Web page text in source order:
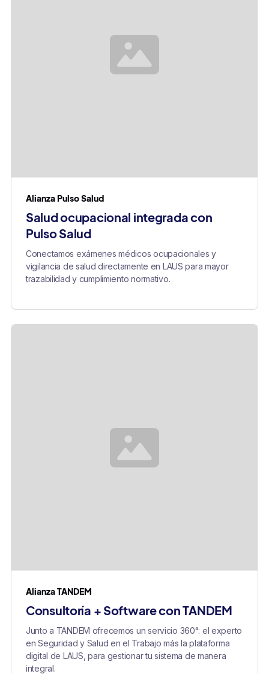
Alianza Pulso Salud
Salud ocupacional integrada con
Pulso Salud
Conectamos exámenes médicos ocupacionales y
vigilancia de salud directamente en LAUS para mayor
trazabilidad y cumplimiento normativo.
Alianza TANDEM
Consultoría + Software con TANDEM
Junto a TANDEM ofrecemos un servicio 360°: el experto
en Seguridad y Salud en el Trabajo más la plataforma
digital de LAUS, para gestionar tu sistema de manera
integral.